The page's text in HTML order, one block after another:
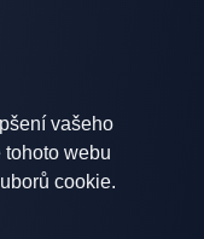
vašeho
tohoto webu
cookie.